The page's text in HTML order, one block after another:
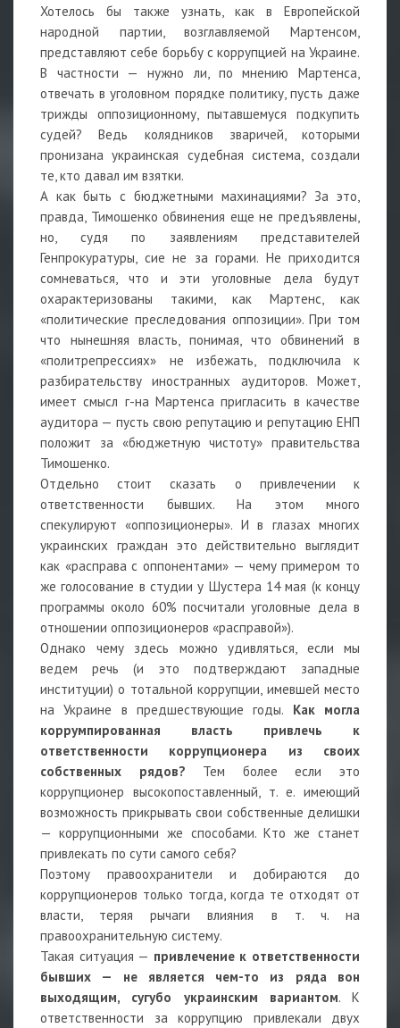
Хотелось бы также узнать, как в Европейской
народной партии, возглавляемой Мартенсом,
представляют себе борьбу с коррупцией на Украине.
В частности — нужно ли, по мнению Мартенса,
отвечать в уголовном порядке политику, пусть даже
трижды оппозиционному, пытавшемуся подкупить
судей? Ведь колядников зваричей, которыми
пронизана украинская судебная система, создали
те, кто давал им взятки.
А как быть с бюджетными махинациями? За это,
правда, Тимошенко обвинения еще не предъявлены,
но, судя по заявлениям представителей
Генпрокуратуры, сие не за горами. Не приходится
сомневаться, что и эти уголовные дела будут
охарактеризованы такими, как Мартенс, как
«политические преследования оппозиции». При том
что нынешняя власть, понимая, что обвинений в
«политрепрессиях» не избежать, подключила к
разбирательству иностранных аудиторов. Может,
имеет смысл г-на Мартенса пригласить в качестве
аудитора — пусть свою репутацию и репутацию ЕНП
положит за «бюджетную чистоту» правительства
Тимошенко.
Отдельно стоит сказать о привлечении к
ответственности бывших. На этом много
спекулируют «оппозиционеры». И в глазах многих
украинских граждан это действительно выглядит
как «расправа с оппонентами» — чему примером то
же голосование в студии у Шустера 14 мая (к концу
программы около 60% посчитали уголовные дела в
отношении оппозиционеров «расправой»).
Однако чему здесь можно удивляться, если мы
ведем речь (и это подтверждают западные
институции) о тотальной коррупции, имевшей место
на Украине в предшествующие годы. Как могла
коррумпированная власть привлечь к
ответственности коррупционера из своих
собственных рядов? Тем более если это
коррупционер высокопоставленный, т. е. имеющий
возможность прикрывать свои собственные делишки
— коррупционными же способами. Кто же станет
привлекать по сути самого себя?
Поэтому правоохранители и добираются до
коррупционеров только тогда, когда те отходят от
власти, теряя рычаги влияния в т. ч. на
правоохранительную систему.
Такая ситуация — привлечение к ответственности
бывших — не является чем-то из ряда вон
выходящим, сугубо украинским вариантом. К
ответственности за коррупцию привлекали двух